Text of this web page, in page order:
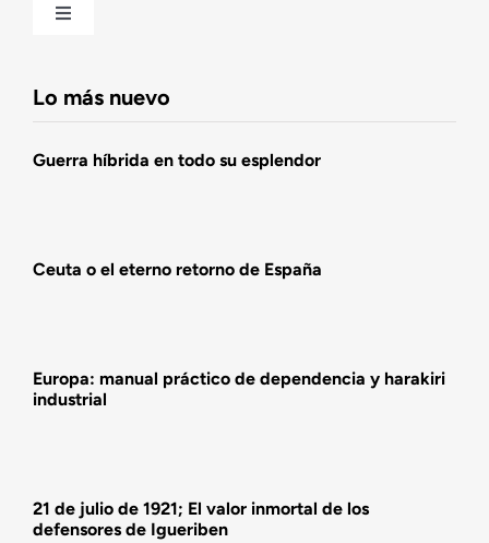
Toggle
Lo más nuevo
Guerra híbrida en todo su esplendor
Ceuta o el eterno retorno de España
Europa: manual práctico de dependencia y harakiri
industrial
21 de julio de 1921; El valor inmortal de los
defensores de Igueriben